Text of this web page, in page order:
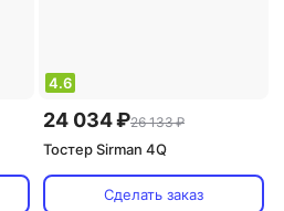
4.6
24 034 ₽26 133 ₽
Тостер Sirman 4Q
Сделать заказ